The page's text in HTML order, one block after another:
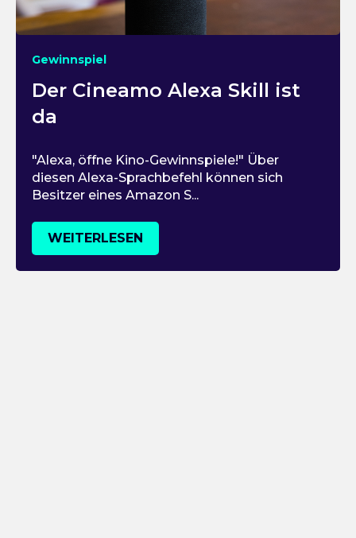
Gewinnspiel
Der Cineamo Alexa Skill ist
da
"Alexa, öffne Kino-Gewinnspiele!" Über
diesen Alexa-Sprachbefehl können sich
Besitzer eines Amazon S...
WEITERLESEN